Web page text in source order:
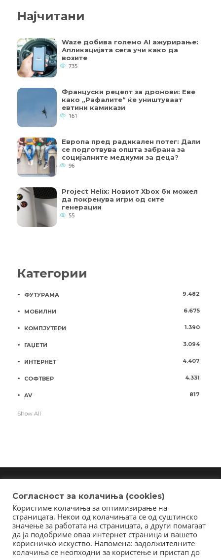
Најчитани
Waze добива големо AI ажурирање:
Апликацијата сега учи како да
возите
735
Француски рецепт за дронови: Еве
како „Рафалите“ ќе уништуваат
евтини камикази
161
Европа пред радикален потег: Дали
се подготвува општа забрана за
социјалните медиуми за деца?
96
Project Helix: Новиот Xbox би можел
да покренува игри од сите
генерации
55
Категории
ФУТУРАМА 9.482
МОБИЛНИ 6.675
КОМПЈУТЕРИ 1.390
ГАЏЕТИ 3.094
ИНТЕРНЕТ 4.407
СОФТВЕР 4.331
AV 817
Show All
Copyright © 2018 - Member of IAB Macedonia
Member of Clip Media Group / 2017
Согласност за колачиња (cookies)
Користиме колачиња за оптимизирање на
страницата. Некои од колачињата се од суштинско
значење за работата на страницата, а други помагаат
да ја подобриме оваа интернет страница и вашето
корисничко искуство. Напомена: задолжителните
колачиња се неопходни за користење и пристап до